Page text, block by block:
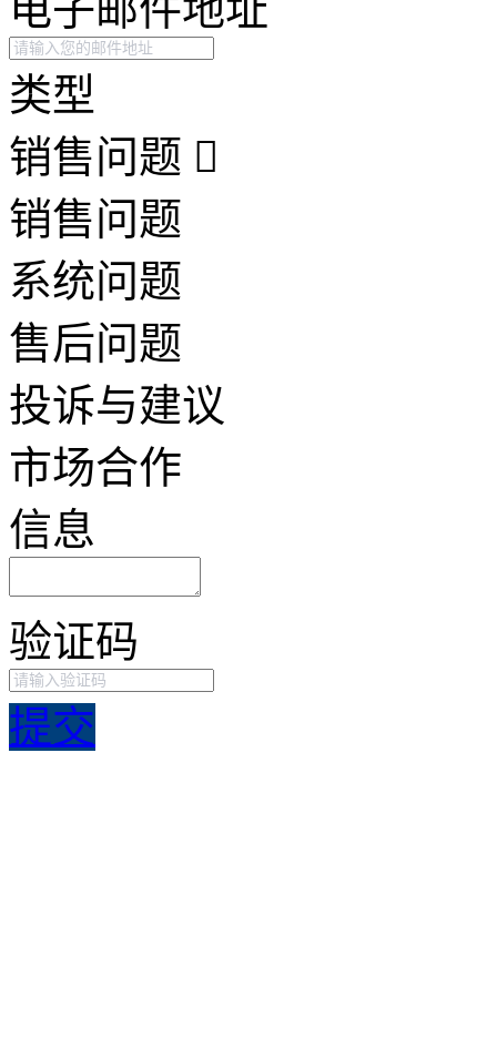
类型
销售问题
销售问题
系统问题
售后问题
投诉与建议
市场合作
信息
验证码
提交